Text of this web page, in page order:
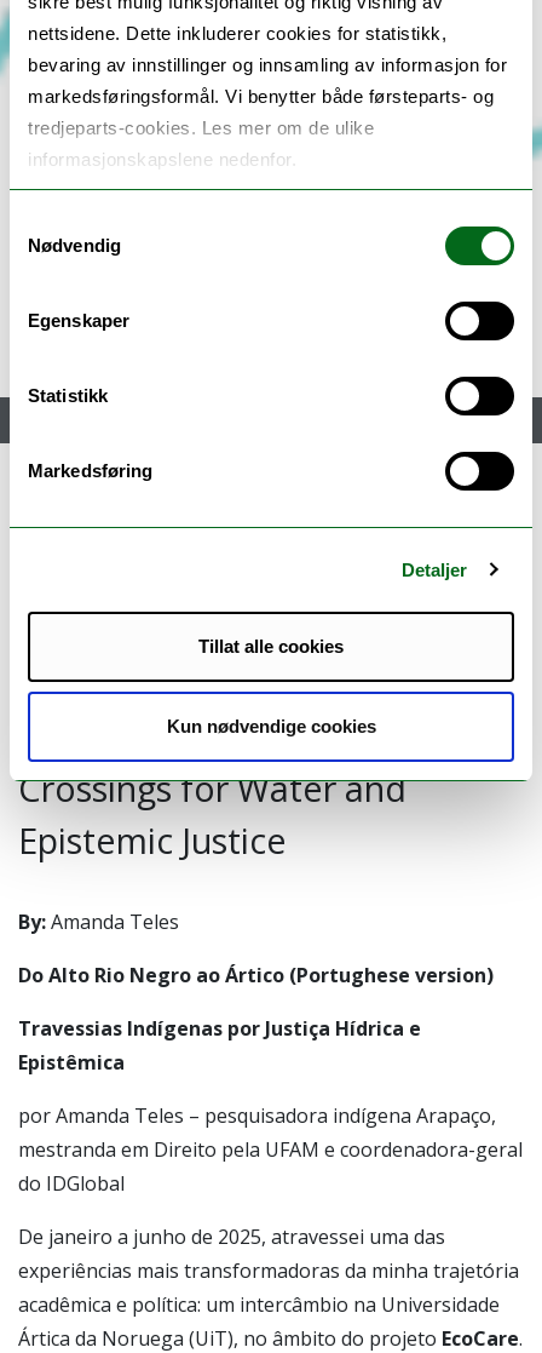
nettsidene. Dette inkluderer cookies for statistikk,
bevaring av innstillinger og innsamling av informasjon for
markedsføringsformål. Vi benytter både førsteparts- og
tredjeparts-cookies. Les mer om de ulike
informasjonskapslene nedenfor.
Nødvendig
Egenskaper
Statistikk
Markedsføring
Detaljer
Tillat alle cookies
Kun nødvendige cookies
Do Alto Rio Negro ao Ártico:
Travessias Indígenas por
Justiça Hídrica e Epistêmica
From the Upper Rio Negro to
the Arctic: Indigenous
Crossings for Water and
Epistemic Justice
By:Amanda Teles
Do Alto Rio Negro ao Ártico (Portughese version)
Travessias Indígenas por Justiça Hídrica e
Epistêmica
por Amanda Teles – pesquisadora indígena Arapaço,
mestranda em Direito pela UFAM e coordenadora-geral
do IDGlobal
De janeiro a junho de 2025, atravessei uma das
experiências mais transformadoras da minha trajetória
acadêmica e política: um intercâmbio na Universidade
Ártica da Noruega (UiT), no âmbito do projeto EcoCare.